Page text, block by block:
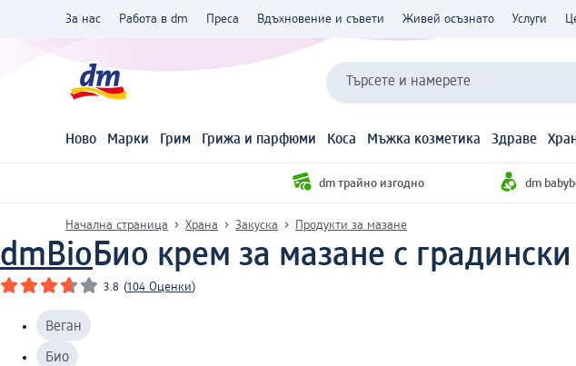
За нас Работа в dm Преса Вдъхновение и съвети Живей осъзнато Услуги
Търсете и намерете
Ново Марки Грим Грижа и парфюми Коса Мъжка козметика Здраве
dm трайно изгодно dm
Начална страница Храна Закуска Продукти за мазане
dmBioБио крем за мазане с
3.8 (104 Оценки)
Веган
Био